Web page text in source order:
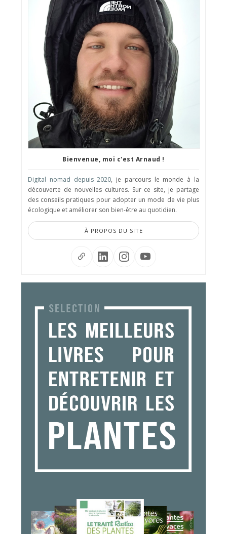
Bienvenue, moi c'est Arnaud !
Digital nomad depuis 2020, je parcours le monde à la
découverte de nouvelles cultures. Sur ce site, je partage
des conseils pratiques pour adopter un mode de vie plus
écologique et améliorer son bien-être au quotidien.
À PROPOS DU SITE